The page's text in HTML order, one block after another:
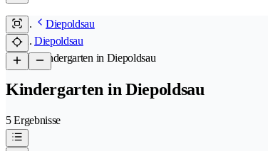
Diepoldsau
Diepoldsau
/Kindergarten in Diepoldsau
Kindergarten in Diepoldsau
5 Ergebnisse